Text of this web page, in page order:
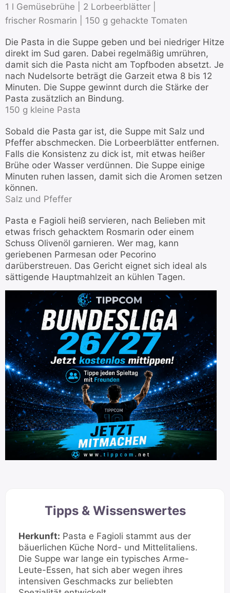
1 l Gemüsebrühe |
2 Lorbeerblätter |
frischer Rosmarin |
150 g gehackte Tomaten
Die Pasta in die Suppe geben und bei niedriger Hitze
direkt im Sud garen. Dabei regelmäßig umrühren,
damit sich die Pasta nicht am Topfboden absetzt. Je
nach Nudelsorte beträgt die Garzeit etwa 8 bis 12
Minuten. Die Suppe gewinnt durch die Stärke der
Pasta zusätzlich an Bindung.
150 g kleine Pasta
Sobald die Pasta gar ist, die Suppe mit Salz und
Pfeffer abschmecken. Die Lorbeerblätter entfernen.
Falls die Konsistenz zu dick ist, mit etwas heißer
Brühe oder Wasser verdünnen. Die Suppe einige
Minuten ruhen lassen, damit sich die Aromen setzen
können.
Salz und Pfeffer
Pasta e Fagioli heiß servieren, nach Belieben mit
etwas frisch gehacktem Rosmarin oder einem
Schuss Olivenöl garnieren. Wer mag, kann
geriebenen Parmesan oder Pecorino
darüberstreuen. Das Gericht eignet sich ideal als
sättigende Hauptmahlzeit an kühlen Tagen.
Tipps & Wissenswertes
Herkunft: Pasta e Fagioli stammt aus der
bäuerlichen Küche Nord- und Mittelitaliens.
Die Suppe war lange ein typisches Arme-
Leute-Essen, hat sich aber wegen ihres
intensiven Geschmacks zur beliebten